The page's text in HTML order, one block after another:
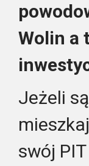
Wolin a
Jeżeli
swój